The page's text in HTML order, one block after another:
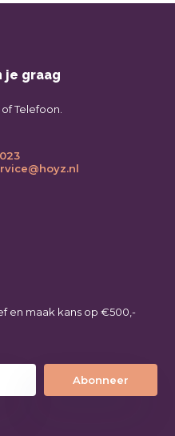
je graag
Telefoon.
en maak kans op €500,-
Abonneer